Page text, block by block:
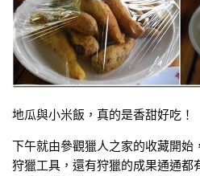
地瓜與小米飯，真的是香甜好吃！
下午就由參觀獵人之家的收藏開始
狩獵工具，還有狩獵的成果通通都